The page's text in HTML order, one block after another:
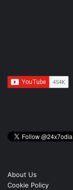
About Us
Cookie Policy